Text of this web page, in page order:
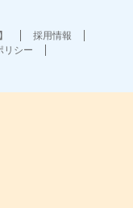
採用情報
リシー